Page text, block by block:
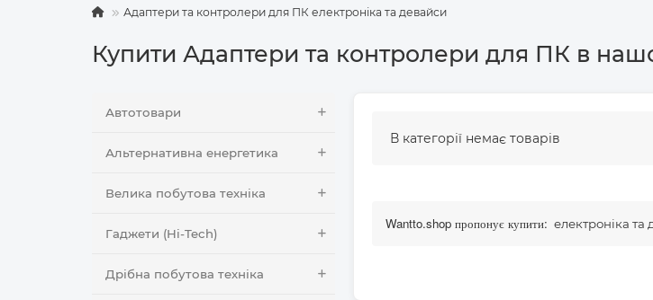
Адаптери та контролери для ПК електроніка та девайси
Купити Адаптери та контролери для ПК в
Автотовари
Альтернативна енергетика
Велика побутова техніка
Гаджети (Hi-Tech)
Дрібна побутова техніка
В категорії немає товарів
Wantto.shop пропонує купити: електроніка та